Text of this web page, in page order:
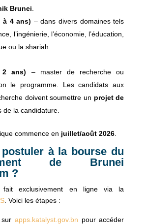
Brunei
à 4 ans) – dans divers domaines tels
l’ingénierie, l’économie, l’éducation,
ou la shariah.
ans) – master de recherche ou
le programme. Les candidats aux
doivent soumettre un projet de
de la candidature.
commence en juillet/août 2026.
à la bourse du
de Brunei
?
fait exclusivement en ligne via la
. Voici les étapes :
sur apps.katalyst.gov.bn pour accéder